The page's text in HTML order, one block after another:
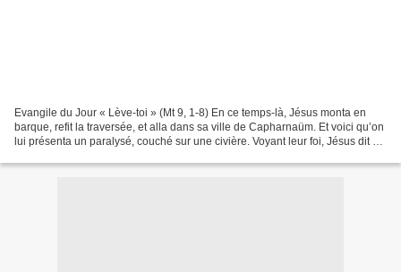
Evangile du Jour « Lève-toi » (Mt 9, 1-8) En ce temps-là, Jésus monta en
barque, refit la traversée, et alla dans sa ville de Capharnaüm. Et voici qu’on
lui présenta un paralysé, couché sur une civière. Voyant leur foi, Jésus dit au